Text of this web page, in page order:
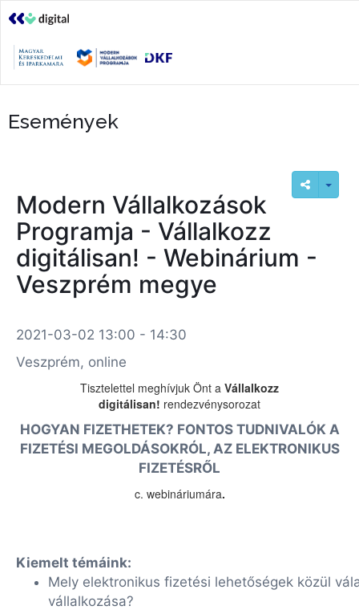
Események
Modern Vállalkozások
Programja - Vállalkozz
digitálisan! - Webinárium -
Veszprém megye
2021-03-02 13:00 - 14:30
Veszprém, online
Tisztelettel meghívjuk Önt a Vállalkozz
digitálisan! rendezvénysorozat
HOGYAN FIZETHETEK? FONTOS TUDNIVALÓK A
FIZETÉSI MEGOLDÁSOKRÓL, AZ ELEKTRONIKUS
FIZETÉSRŐL
c. webináriumára.
Kiemelt témáink:
Mely elektronikus fizetési lehetőségek közül
vállalkozása?